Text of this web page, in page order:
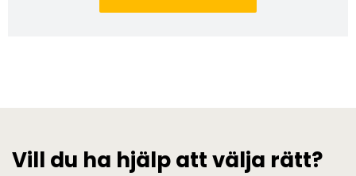
Vill du ha hjälp att välja rätt?